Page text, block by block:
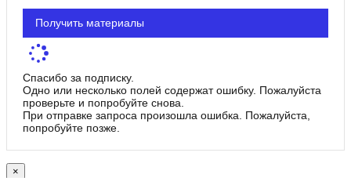
Получить материалы
Спасибо за подписку.
Одно или несколько полей содержат ошибку. Пожалуйста
проверьте и попробуйте снова.
При отправке запроса произошла ошибка. Пожалуйста,
попробуйте позже.
×